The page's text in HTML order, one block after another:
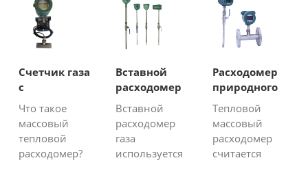
газотурбинный
расходомер,
тепловой
массовый
расходомер,
ротаметр,
расходомер
или
расходомер
Кориолиса.
измерения
расхода газа.
Он
контролирует
расход в
холодных,
высоких
давлениях,
высоких
температурах
и других
углеводородами.
Природные
газы, такие как
диоксид
углерода,
также
содержатся в
воздухе.
Запасы
природного
Счетчик газа
с
дистанционным
считыванием
Что такое
массовый
тепловой
расходомер?
Вставной
расходомер
газа
Вставной
расходомер
газа
используется
Расходомер
природного
газа
Тепловой
массовый
расходомер
считается